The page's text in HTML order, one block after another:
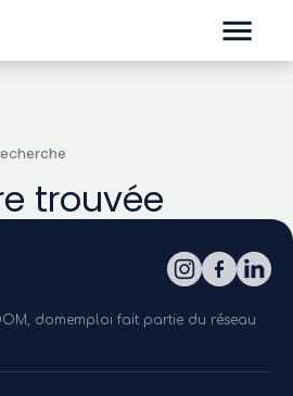
trouvée
domemploi fait partie du réseau